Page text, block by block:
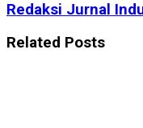
Redaksi Jurnal
Related Posts